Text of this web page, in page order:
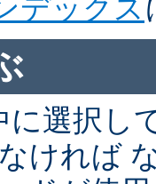
デックス
に選択し
ければ